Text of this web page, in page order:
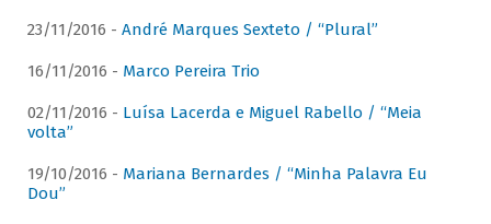
23/11/2016 - André Marques Sexteto / “Plural”
16/11/2016 - Marco Pereira Trio
02/11/2016 - Luísa Lacerda e Miguel Rabello / “Meia
volta”
19/10/2016 - Mariana Bernardes / “Minha Palavra Eu
Dou”